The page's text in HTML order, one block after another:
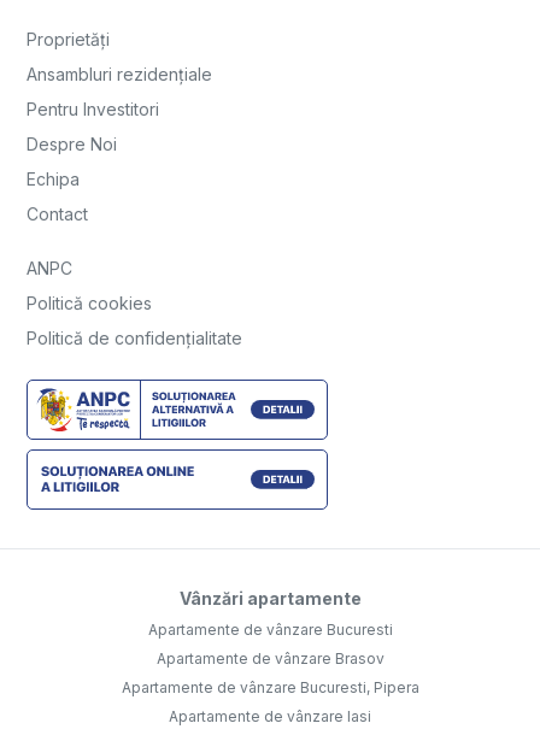
Proprietăți
Ansambluri rezidențiale
Pentru Investitori
Despre Noi
Echipa
Contact
ANPC
Politică cookies
Politică de confidențialitate
Vânzări apartamente
Apartamente de vânzare Bucuresti
Apartamente de vânzare Brasov
Apartamente de vânzare Bucuresti, Pipera
Apartamente de vânzare Iasi